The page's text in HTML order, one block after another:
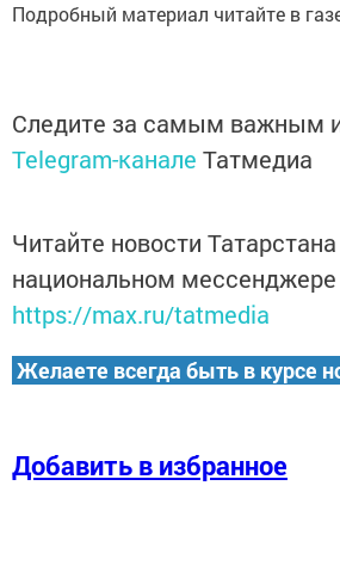
Подробный материал читайте в
Следите за самым важным
Telegram-канале Татмедиа
Читайте новости
национальном
https://max.ru/tatmedia
Желаете всегда быть в курсе
Добавить в избранное